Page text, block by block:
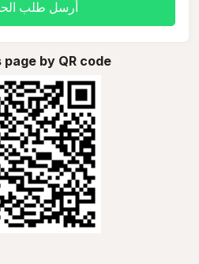
أرسل طلب
by QR code